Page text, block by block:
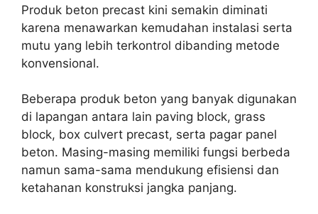
Produk beton precast kini semakin diminati
karena menawarkan kemudahan instalasi serta
mutu yang lebih terkontrol dibanding metode
konvensional.
Beberapa produk beton yang banyak digunakan
di lapangan antara lain paving block, grass
block, box culvert precast, serta pagar panel
beton. Masing-masing memiliki fungsi berbeda
namun sama-sama mendukung efisiensi dan
ketahanan konstruksi jangka panjang.